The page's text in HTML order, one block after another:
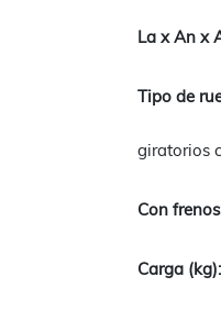
giratorios